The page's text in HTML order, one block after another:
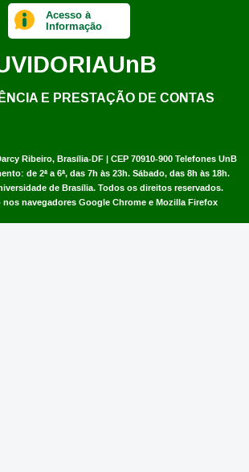
Ribeiro, Brasília-DF | CEP 70910-900 Telefones UnB
de 2ª a 6ª, das 7h às 23h. Sábado, das 8h às 18h.
de Brasília. Todos os direitos reservados.
navegadores Google Chrome e Mozilla Firefox
Acesso à
Informação
UnB
E PRESTAÇÃO DE CONTAS